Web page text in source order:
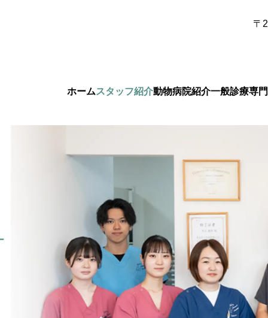
〒
ホームスタッフ紹介動物病院紹介一般診療専